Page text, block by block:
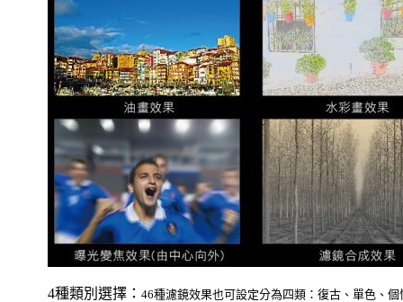
4種類別選擇： 46種濾鏡效果也可設定分為四類：復古、單色、